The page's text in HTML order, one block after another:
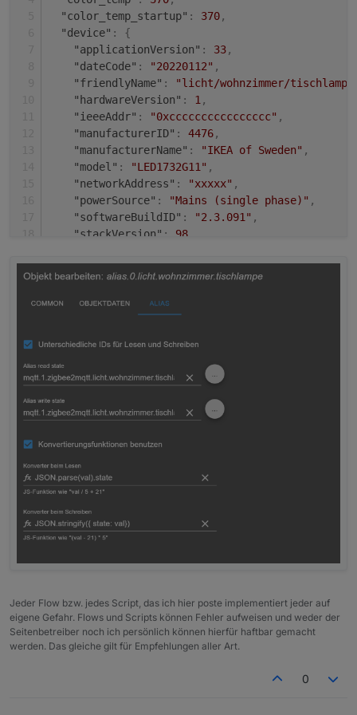
"color_temp_startup" : 370,
"device" :
{
"applicationVersion" : 33,
"dateCode" : "20220112" ,
"friendlyName" :
"licht/wohnzimmer/
"hardwareVersion" : 1 ,
"ieeeAddr" : "0xcccccccccccccccc" ,
"manufacturerID" : 4476,
"manufacturerName" : "IKEA of Sweden" ,
"model" : "LED1732G11" ,
"networkAddress" : "xxxxx" ,
"powerSource" : "Mains (single phase)" ,
"softwareBuildID" : "2.3.091" ,
"stackVersion" : 98
"zclVersion": 2
} ,
"last_seen"
"2022-09-18T15:42:01+02:00"
"linkquality": 255,
"state": "OFF",
"update"
"state": "idle"
}
"update_available": false
Jeder Flow bzw. jedes Script, das ich hier poste implementiert jeder auf
eigene Gefahr. Flows und Scripts können Fehler aufweisen und weder der
Seitenbetreiber noch ich persönlich können hierfür haftbar gemacht
werden. Das gleiche gilt für Empfehlungen aller Art.
0